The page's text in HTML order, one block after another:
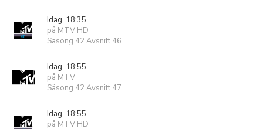
Idag, 18:35
på MTV HD
Säsong 42 Avsnitt 46
Idag, 18:55
på MTV
Säsong 42 Avsnitt 47
Idag, 18:55
på MTV HD